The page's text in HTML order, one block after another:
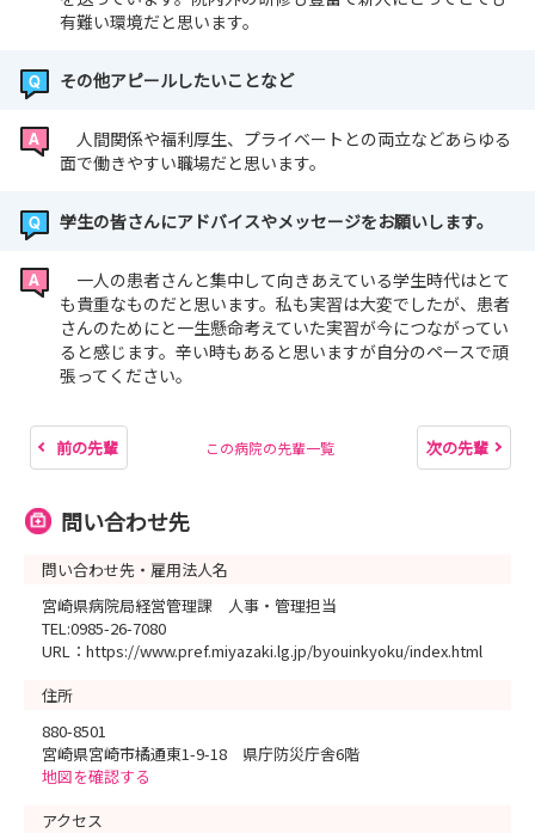
有難い環境だと思います。
その他アピールしたいことなど
人間関係や福利厚生、プライベートとの両立などあらゆる
面で働きやすい職場だと思います。
学生の皆さんにアドバイスやメッセージをお願いします。
一人の患者さんと集中して向きあえている学生時代はとて
も貴重なものだと思います。私も実習は大変でしたが、患者
さんのためにと一生懸命考えていた実習が今につながってい
ると感じます。辛い時もあると思いますが自分のペースで頑
張ってください。
前の先輩 この病院の先輩一覧 次の先輩
問い合わせ先
問い合わせ先・雇用法人名
宮崎県病院局経営管理課 人事・管理担当
TEL:0985-26-7080
URL：https://www.pref.miyazaki.lg.jp/byouinkyoku/index.html
住所
880-8501
宮崎県宮崎市橘通東1-9-18 県庁防災庁舎6階
地図を確認する
アクセス